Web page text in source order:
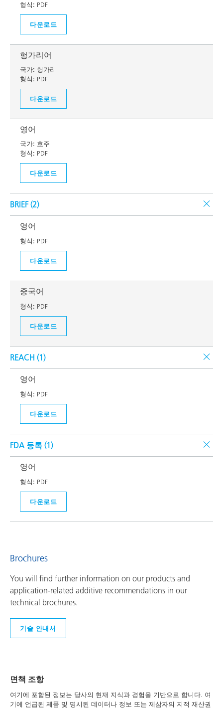
형식: PDF
다운로드
헝가리어
국가: 헝가리
형식: PDF
다운로드
영어
국가: 호주
형식: PDF
다운로드
BRIEF (2)
영어
형식: PDF
다운로드
중국어
형식: PDF
다운로드
REACH (1)
영어
형식: PDF
다운로드
FDA 등록 (1)
영어
형식: PDF
다운로드
Brochures
You will find further information on our products and
application-related additive recommendations in our
technical brochures.
기술 안내서
면책 조항
여기에 포함된 정보는 당사의 현재 지식과 경험을 기반으로 합니다. 여
기에 언급된 제품 및 명시된 데이터나 정보 또는 제삼자의 지적 재산권